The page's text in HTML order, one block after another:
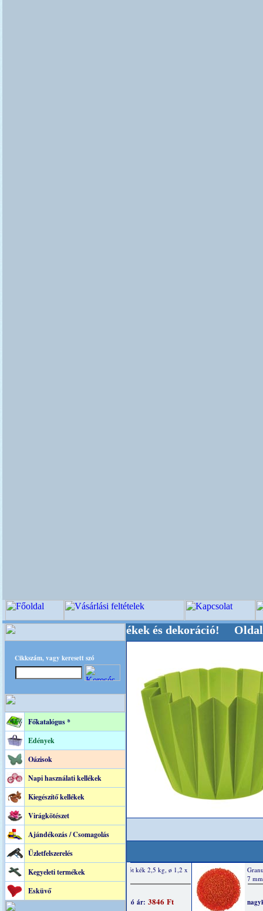
Cikkszám, vagy keresett szó
Főkatalógus *
Edények
Oázisok
Napi használati kellékek
Kiegészítő kellékek
Virágkötészet
Ajándékozás / Csomagolás
Üzletfelszerelés
Kegyeleti termékek
Esküvő
kellékek és dekoráció! Oldalunkat